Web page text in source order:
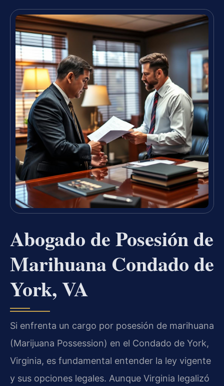
Abogado de Posesión de
Marihuana Condado de
York, VA
Si enfrenta un cargo por posesión de marihuana
(Marijuana Possession) en el Condado de York,
Virginia, es fundamental entender la ley vigente
y sus opciones legales. Aunque Virginia legalizó